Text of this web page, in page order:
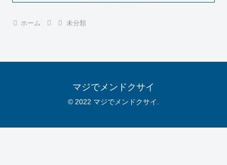
ホーム 未分類
マジでメンドクサイ
© 2022 マジでメンドクサイ.